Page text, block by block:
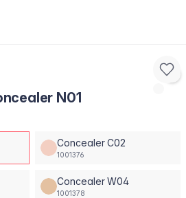
N01
Concealer C02
1001376
Concealer W04
1001378